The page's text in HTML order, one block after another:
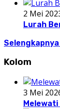
2 Mei
Lurah
Selengkapnya
Kolom
3 Mei